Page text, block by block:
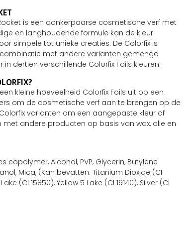
is een donkerpaarse cosmetische verf met
en langhoudende formule kan de kleur
simpele tot unieke creaties. De Colorfix is
met andere varianten gemengd
dertien verschillende Colorfix Foils kleuren.
kleine hoeveelheid Colorfix Foils uit op een
om de cosmetische verf aan te brengen op de
varianten om een aangepaste kleur of
andere producten op basis van wax, olie en
Alcohol, PVP, Glycerin, Butylene
Mica, (Kan bevatten: Titanium Dioxide (CI
(CI 15850), Yellow 5 Lake (CI 19140), Silver (CI